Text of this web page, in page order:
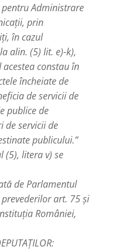
Administrare
prin
în cazul
alin. (5) lit. e)-k),
constau în
încheiate de
de servicii de
publice de
de servicii de
publicului.”
(5), litera v) se
de Parlamentul
art. 75 şi
României,